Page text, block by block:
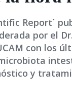
Report´
por el
con los
y